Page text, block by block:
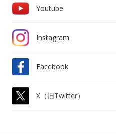
Youtube
Instagram
Facebook
X（旧Twitter）